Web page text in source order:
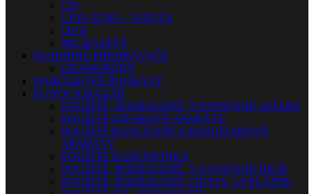
CD
LP PLATNE – VINYLY
DVD
MG KAZETY
HUDOBNÉ PREHRÁVAČE
GRAMOFÓNY
DARČEKOVÉ POUKAZY
B-STOCK/BAZÁR
POUŽITÉ, ROZBALENÉ, VYSTAVENÉ GITARY
POUŽITÉ GITAROVÉ APARÁTY
POUŽITÉ BASGITARY A BASGITAROVÉ
APARÁTY
POUŽITÉ ELEKTRÓNKY
POUŽITÉ, ROZBALENÉ, VYSTAVENÉ BICIE
POUŽITÉ, ROZBALENÉ VINYLY, LP PLATNE